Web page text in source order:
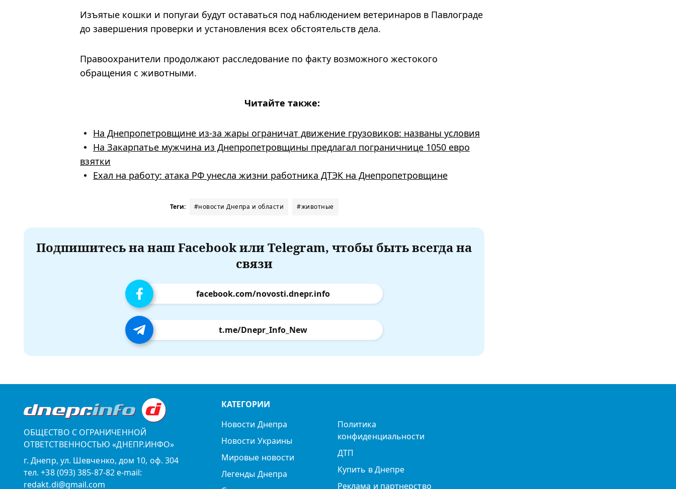
Изъятые кошки и попугаи будут оставаться под наблюдением ветеринаров в Павлограде
до завершения проверки и установления всех обстоятельств дела.
Правоохранители продолжают расследование по факту возможного жестокого
обращения с животными.
Читайте также:
На Днепропетровщине из-за жары ограничат движение грузовиков: названы условия
На Закарпатье мужчина из Днепропетровщины предлагал пограничнице 1050 евро
взятки
Ехал на работу: атака РФ унесла жизни работника ДТЭК на Днепропетровщине
Теги: #новости Днепра и области #животные
Подпишитесь на наш Facebook или Telegram, чтобы быть всегда на
связи
facebook.com/novosti.dnepr.info
t.me/Dnepr_Info_New
ОБЩЕСТВО С ОГРАНИЧЕННОЙ
ОТВЕТСТВЕННОСТЬЮ «ДНЕПР.ИНФО»
г. Днепр, ул. Шевченко, дом 10, оф. 304
тел. +38 (093) 385-87-82 e-mail:
redakt.di@gmail.com
КАТЕГОРИИ
Новости Днепра
Новости Украины
Мировые новости
Легенды Днепра
Политика
конфиденциальности
ДТП
Купить в Днепре
Реклама и партнерство